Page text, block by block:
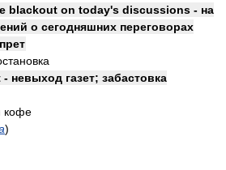
blackout on today's discussions - на
о сегодняшних переговорах
невыход газет; забастовка
кофе
)